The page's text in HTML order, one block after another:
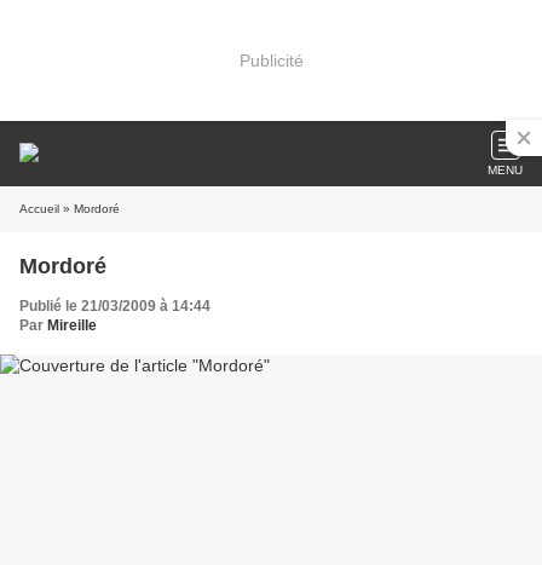
Publicité
MENU
Accueil » Mordoré
Mordoré
Publié le 21/03/2009 à 14:44
Par Mireille